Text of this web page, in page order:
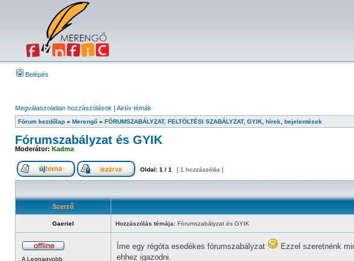
Belépés
Megválaszolatlan hozzászólások | Aktív témák
Fórum kezdőlap » Merengő » FÓRUMSZABÁLYZAT, FELTÖLTÉSI SZABÁLYZAT, GYIK, hírek, bejelentések
Fórumszabályzat és GYIK
Moderátor: Kadma
Oldal: 1 / 1 [ 1 hozzászólás ]
Szerző
Gaeriel Hozzászólás témája: Fórumszabályzat és GYIK
A Legnagyobb
Íme egy régóta esedékes fórumszabályzat Ezzel szeretnénk
ehhez igazodni.